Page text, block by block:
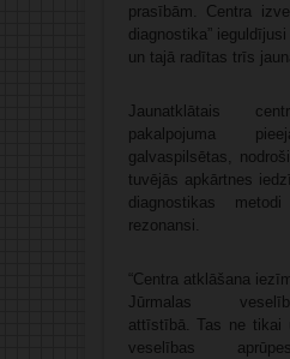
prasībām. Centra
diagnostika”
un tajā radītas trīs
Jaunatklātais
pakalpojuma
galvaspilsētas,
tuvējās apkārtnes
diagnostikas
rezonansi.
“Centra atklāšana
Jūrmalas
attīstībā. Tas ne tikai
veselības